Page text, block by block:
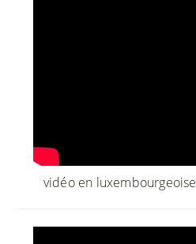
vidéo en luxembourgeoise